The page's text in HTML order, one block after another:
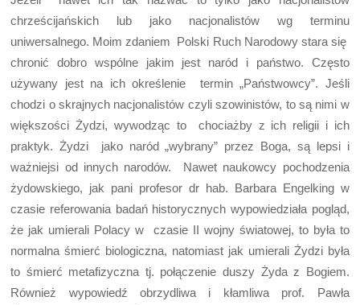
chrześcijańskich lub jako nacjonalistów wg terminu
uniwersalnego. Moim zdaniem Polski Ruch Narodowy stara się
chronić dobro wspólne jakim jest naród i państwo. Często
używany jest na ich określenie termin „Państwowcy”. Jeśli
chodzi o skrajnych nacjonalistów czyli szowinistów, to są nimi w
większości Żydzi, wywodząc to chociażby z ich religii i ich
praktyk. Żydzi jako naród „wybrany” przez Boga, są lepsi i
ważniejsi od innych narodów. Nawet naukowcy pochodzenia
żydowskiego, jak pani profesor dr hab. Barbara Engelking w
czasie referowania badań historycznych wypowiedziała pogląd,
że jak umierali Polacy w czasie II wojny światowej, to była to
normalna śmierć biologiczna, natomiast jak umierali Żydzi była
to śmierć metafizyczna tj. połączenie duszy Żyda z Bogiem.
Również wypowiedź obrzydliwa i kłamliwa prof. Pawła